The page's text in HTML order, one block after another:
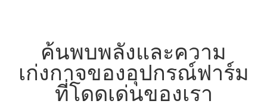
ค้นพบพลังและความ
เก่งกาจของอุปกรณ์ฟาร์ม
ที่โดดเด่นของเรา